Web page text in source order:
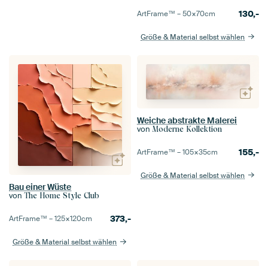
ArtFrame™ –50×70cm 130,-
Größe & Material selbst wählen
Bau einer Wüste
von The Home Style Club
ArtFrame™ –125×120cm 373,-
Größe & Material selbst wählen
Weiche abstrakte Malerei
von Moderne Kollektion
ArtFrame™ –105×35cm 155,-
Größe & Material selbst wählen